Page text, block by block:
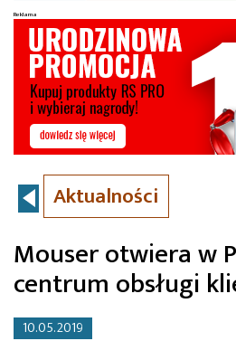
Aktualności
Mouser otwiera w
centrum obsługi
10.05.2019